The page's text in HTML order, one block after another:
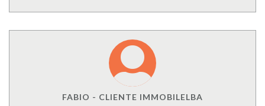
FABIO - CLIENTE IMMOBILELBA